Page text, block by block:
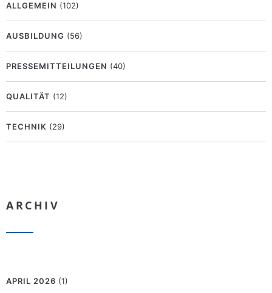
ALLGEMEIN (102)
AUSBILDUNG (56)
PRESSEMITTEILUNGEN (40)
QUALITÄT (12)
TECHNIK (29)
ARCHIV
APRIL 2026 (1)